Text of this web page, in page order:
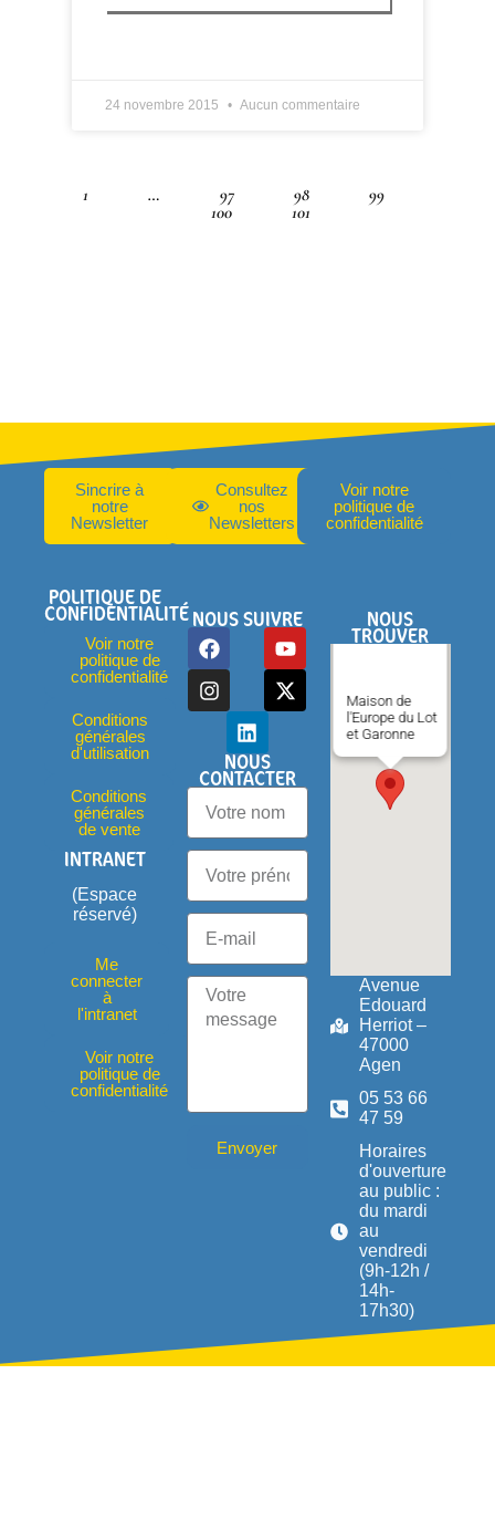
24 novembre 2015 Aucun commentaire
1 … 97 98
99
100
101
Sincrire à
notre
Newsletter
Consultez
nos
Newsletters
Voir notre
politique de
confidentialité
POLITIQUE DE
CONFIDENTIALITÉ
Voir notre
politique de
confidentialité
Conditions
générales
d'utilisation
Conditions
générales
de vente
INTRANET
(Espace
réservé)
Me
connecter
à
l'intranet
Voir notre
politique de
confidentialité
NOUS SUIVRE
NOUS
CONTACTER
Envoyer
NOUS
TROUVER
Maison de
l'Europe du Lot
et Garonne
Avenue
Edouard
Herriot –
47000
Agen
05 53 66
47 59
Horaires
d'ouverture
au public :
du mardi
au
vendredi
(9h-12h /
14h-
17h30)